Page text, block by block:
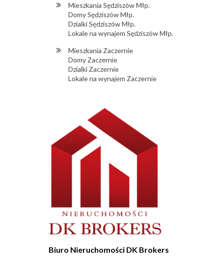
Biuro Nieruchomości DK Brokers
Mieszkania Sędziszów Młp.
Domy Sędziszów Młp.
Dzialki Sędziszów Młp.
Lokale na wynajem Sędziszów Młp.
Mieszkania Zaczernie
Domy Zaczernie
Dzialki Zaczernie
Lokale na wynajem Zaczernie